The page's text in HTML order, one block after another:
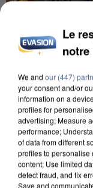
INCENDIES :
DE
Le
We and our (447)
your consent and/or
information on a
profiles for
advertising; Measure
performance;
of data from different
profiles to personalise
content; Use limited
detect fraud, and fix
Save and